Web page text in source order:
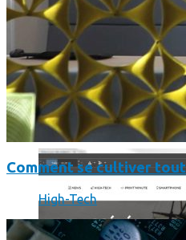
Comment utiliser «
Comment se cultiver
High-Tech